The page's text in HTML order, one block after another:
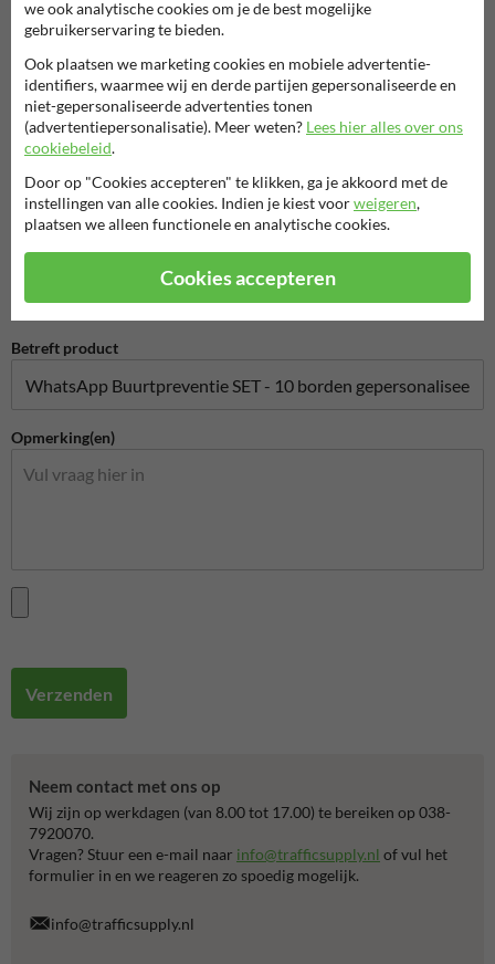
Bedrijfsnaam
Telefoonnummer
Betreft product
Opmerking(en)
Verzenden
Neem contact met ons op
Wij zijn op werkdagen (van 8.00 tot 17.00) te bereiken op 038-
7920070.
Vragen? Stuur een e-mail naar info@trafficsupply.nl of vul het
formulier in en we reageren zo spoedig mogelijk.
info@trafficsupply.nl
we ook analytische cookies om je de best mogelijke
gebruikerservaring te bieden.
Ook plaatsen we marketing cookies en mobiele advertentie-
identifiers, waarmee wij en derde partijen gepersonaliseerde en
niet-gepersonaliseerde advertenties tonen
(advertentiepersonalisatie). Meer weten? Lees hier alles over ons
cookiebeleid.
Door op "Cookies accepteren" te klikken, ga je akkoord met de
instellingen van alle cookies. Indien je kiest voorweigeren,
plaatsen we alleen functionele en analytische cookies.
Cookies accepteren